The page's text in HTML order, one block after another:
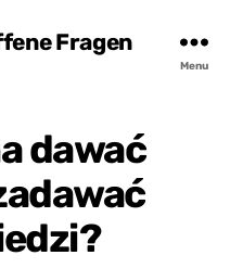
Fragen
Menu
dawać